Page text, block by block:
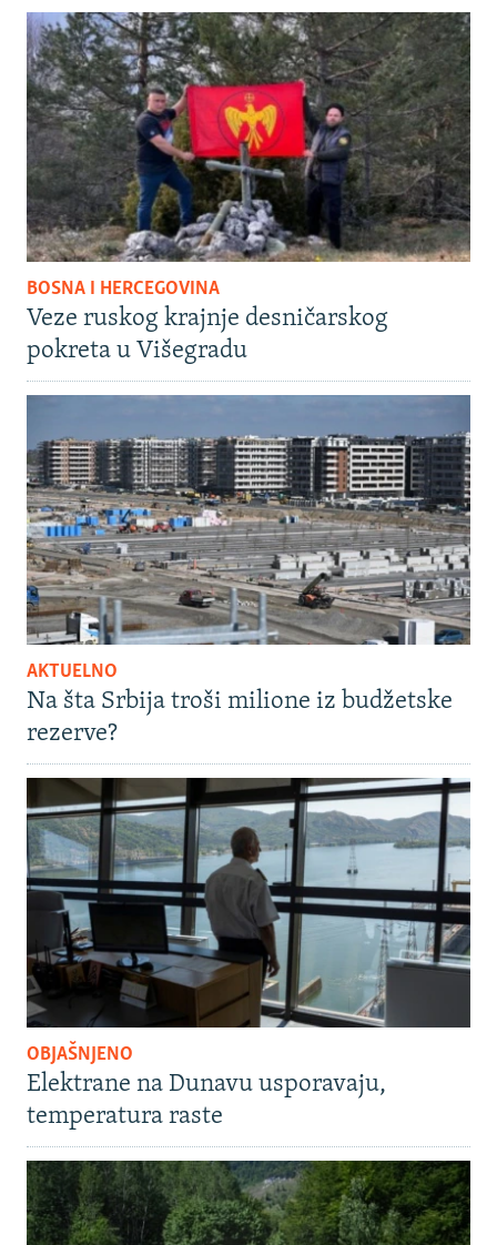
BOSNA I HERCEGOVINA
Veze ruskog krajnje desničarskog
pokreta u Višegradu
AKTUELNO
Na šta Srbija troši milione iz budžetske
rezerve?
OBJAŠNJENO
Elektrane na Dunavu usporavaju,
temperatura raste